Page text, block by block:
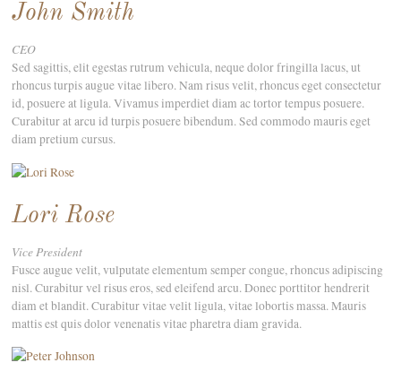
John Smith
CEO
Sed sagittis, elit egestas rutrum vehicula, neque dolor fringilla lacus, ut
rhoncus turpis augue vitae libero. Nam risus velit, rhoncus eget consectetur
id, posuere at ligula. Vivamus imperdiet diam ac tortor tempus posuere.
Curabitur at arcu id turpis posuere bibendum. Sed commodo mauris eget
diam pretium cursus.
Lori Rose
Vice President
Fusce augue velit, vulputate elementum semper congue, rhoncus adipiscing
nisl. Curabitur vel risus eros, sed eleifend arcu. Donec porttitor hendrerit
diam et blandit. Curabitur vitae velit ligula, vitae lobortis massa. Mauris
mattis est quis dolor venenatis vitae pharetra diam gravida.